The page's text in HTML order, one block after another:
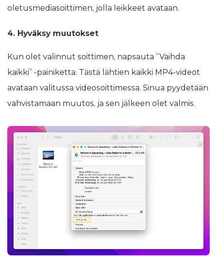
oletusmediasoittimen, jolla leikkeet avataan.
4. Hyväksy muutokset
Kun olet valinnut soittimen, napsauta ”Vaihda
kaikki” -painiketta. Tästä lähtien kaikki MP4-videot
avataan valitussa videosoittimessa. Sinua pyydetään
vahvistamaan muutos, ja sen jälkeen olet valmis.